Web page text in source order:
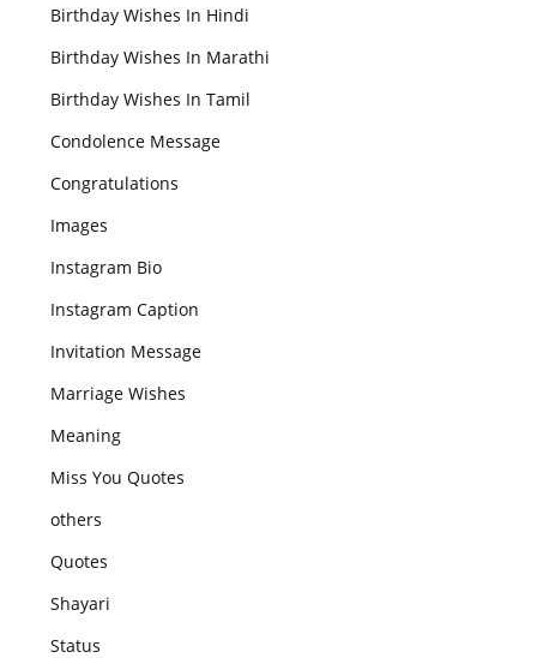
Birthday Wishes In Hindi
Birthday Wishes In Marathi
Birthday Wishes In Tamil
Condolence Message
Congratulations
Images
Instagram Bio
Instagram Caption
Invitation Message
Marriage Wishes
Meaning
Miss You Quotes
others
Quotes
Shayari
Status